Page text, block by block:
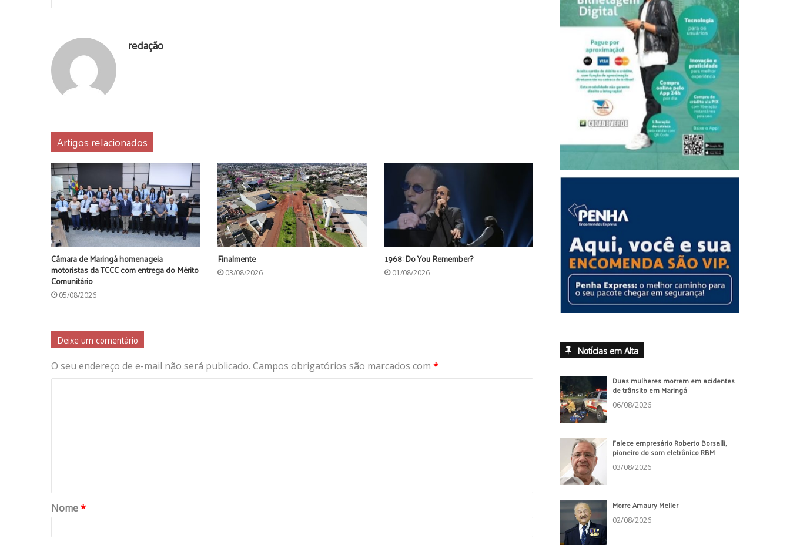
redação
Artigos relacionados
Câmara de Maringá homenageia
motoristas da TCCC com entrega do Mérito
Comunitário
05/08/2026
Finalmente
03/08/2026
1968: Do You Remember?
01/08/2026
Deixe um comentário
O seu endereço de e-mail não será publicado. Campos obrigatórios são marcados com *
Nome*
Notícias em Alta
Duas mulheres morrem em acidentes
de trânsito em Maringá
06/08/2026
Falece empresário Roberto Borsalli,
pioneiro do som eletrônico RBM
03/08/2026
Morre Amaury Meller
02/08/2026